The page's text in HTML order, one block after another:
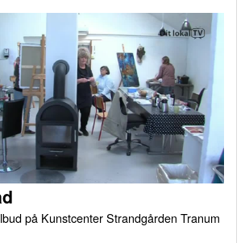
på Kunstcenter Strandgården Tranum